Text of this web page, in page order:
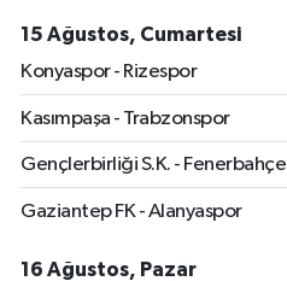
15 Ağustos, Cumartesi
Konyaspor - Rizespor
Kasımpaşa - Trabzonspor
Gençlerbirliği S.K. - Fenerbahçe
Gaziantep FK - Alanyaspor
16 Ağustos, Pazar